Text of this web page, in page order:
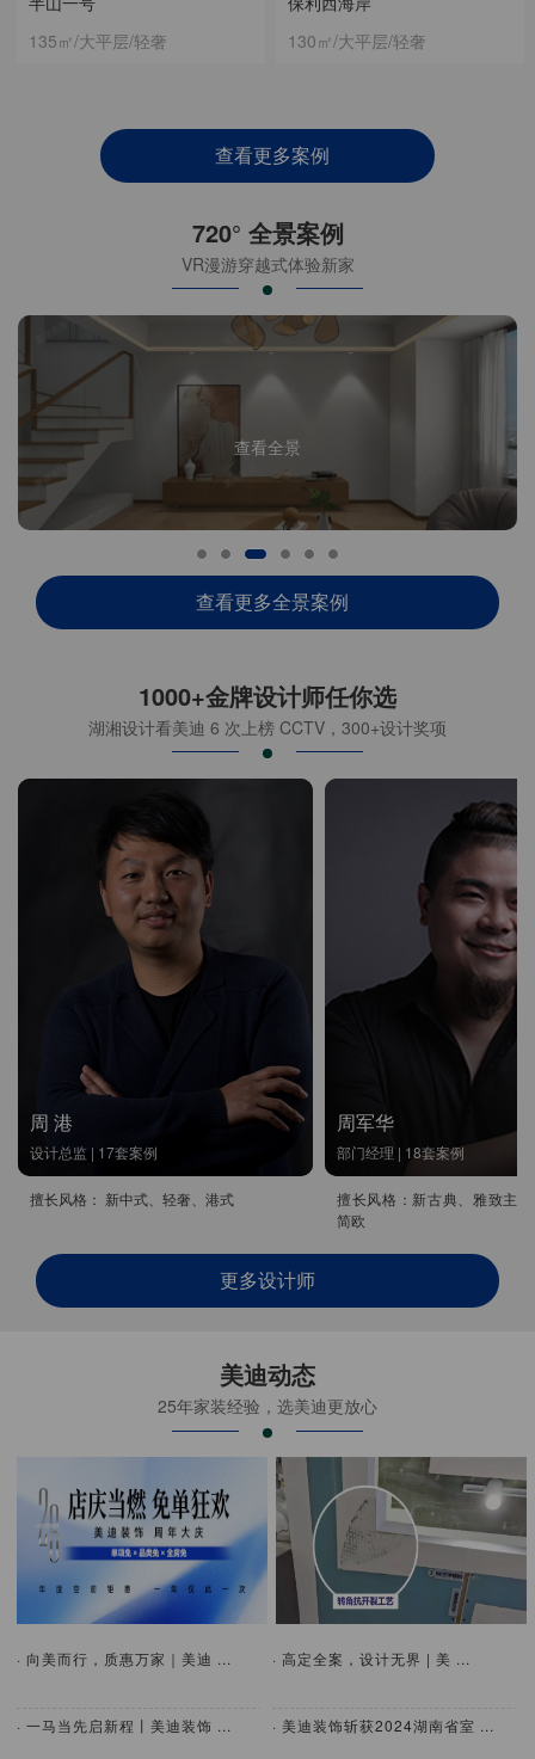
130㎡/大平层/轻奢
135㎡/大平层/轻奢
查看更多案例
720° 全景案例
VR漫游穿越式体验新家
查看全景
查看更多全景案例
1000+金牌设计师任你选
湖湘设计看美迪 6 次上榜 CCTV，300+设计奖项
周 港
设计总监 | 17套案例
擅长风格： 新中式、轻奢、港式
周军华
部门经理 | 18套案例
擅长风格：新古典、雅致主
简欧
更多设计师
美迪动态
25年家装经验，选美迪更放心
· 向美而行，质惠万家｜美迪 ...
· 一马当先启新程丨美迪装饰 ...
· 高定全案，设计无界 | 美 ...
· 美迪装饰斩获2024湖南省室 ...